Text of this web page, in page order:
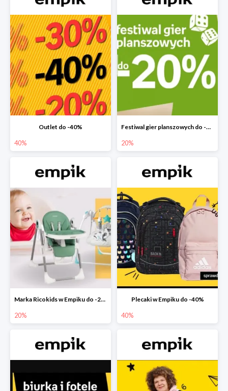
Outlet do -40%
40%
Festiwal gier planszowych do -20%
20%
Marka Ricokids w Empiku do -20%
20%
Plecaki w Empiku do -40%
40%